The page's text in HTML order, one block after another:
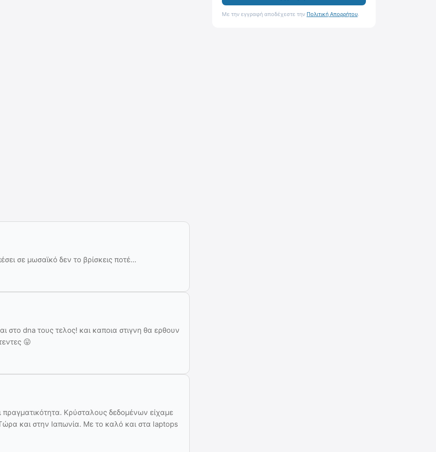
σε μωσαϊκό δεν το βρίσκεις ποτέ…
στο dna τους τελος! και καποια στιγνη θα ερθουν
😛
πραγματικότητα. Κρύσταλους δεδομένων είχαμε
και στην Ιαπωνία. Με το καλό και στα laptops
Με την εγγραφή αποδέχεστε την Πολιτική Απορρήτου.